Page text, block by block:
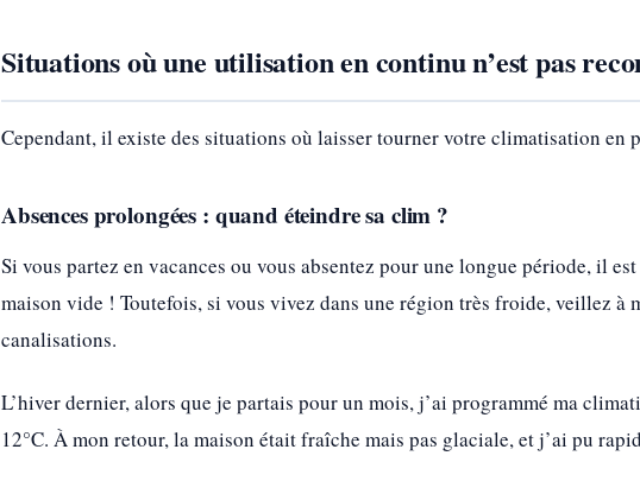
Situations où une utilisation en continu n’est pas
Cependant, il existe des situations où laisser tourner votre climatisation en
Absences prolongées : quand éteindre sa clim ?
Si vous partez en vacances ou vous absentez pour une longue période, il
maison vide ! Toutefois, si vous vivez dans une région très froide, veillez
canalisations.
L’hiver dernier, alors que je partais pour un mois, j’ai programmé ma
12°C. À mon retour, la maison était fraîche mais pas glaciale, et j’ai pu